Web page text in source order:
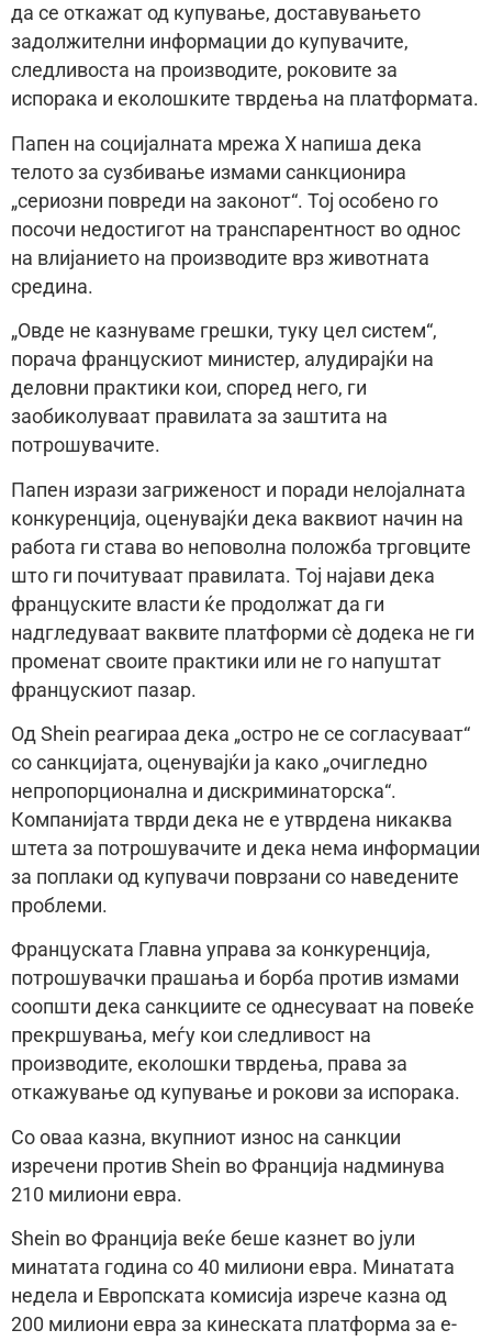
да се откажат од купување, доставувањето
задолжителни информации до купувачите,
следливоста на производите, роковите за
испорака и еколошките тврдења на платформата.
Папен на социјалната мрежа X напиша дека
телото за сузбивање измами санкционира
„сериозни повреди на законот“. Тој особено го
посочи недостигот на транспарентност во однос
на влијанието на производите врз животната
средина.
„Овде не казнуваме грешки, туку цел систем“,
порача францускиот министер, алудирајќи на
деловни практики кои, според него, ги
заобиколуваат правилата за заштита на
потрошувачите.
Папен изрази загриженост и поради нелојалната
конкуренција, оценувајќи дека ваквиот начин на
работа ги става во неповолна положба трговците
што ги почитуваат правилата. Тој најави дека
француските власти ќе продолжат да ги
надгледуваат ваквите платформи сè додека не ги
променат своите практики или не го напуштат
францускиот пазар.
Од Shein реагираа дека „остро не се согласуваат“
со санкцијата, оценувајќи ја како „очигледно
непропорционална и дискриминаторска“.
Компанијата тврди дека не е утврдена никаква
штета за потрошувачите и дека нема информации
за поплаки од купувачи поврзани со наведените
проблеми.
Француската Главна управа за конкуренција,
потрошувачки прашања и борба против измами
соопшти дека санкциите се однесуваат на повеќе
прекршувања, меѓу кои следливост на
производите, еколошки тврдења, права за
откажување од купување и рокови за испорака.
Со оваа казна, вкупниот износ на санкции
изречени против Shein во Франција надминува
210 милиони евра.
Shein во Франција веќе беше казнет во јули
минатата година со 40 милиони евра. Минатата
недела и Европската комисија изрече казна од
200 милиони евра за кинеската платформа за е-